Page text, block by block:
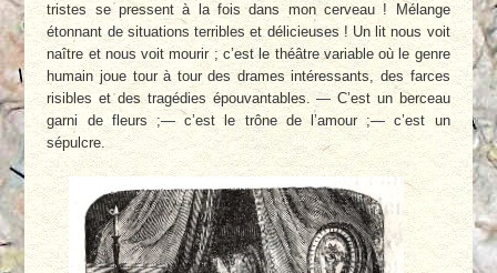
tristes se pressent à la fois dans mon cerveau ! Mélange
étonnant de situations terribles et délicieuses ! Un lit nous voit
naître et nous voit mourir ; c’est le théâtre variable où le genre
humain joue tour à tour des drames intéressants, des farces
risibles et des tragédies épouvantables. — C’est un berceau
garni de fleurs ;— c’est le trône de l’amour ;— c’est un
sépulcre.